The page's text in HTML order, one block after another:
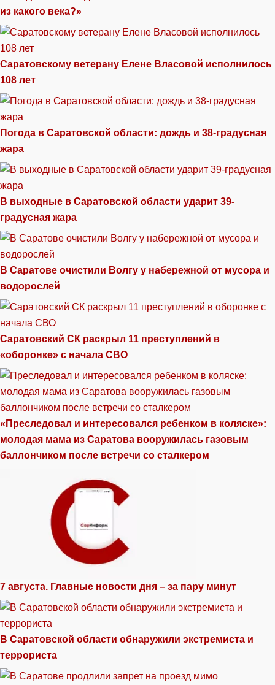
из какого века?»
Саратовскому ветерану Елене Власовой исполнилось
108 лет
Погода в Саратовской области: дождь и 38-градусная
жара
В выходные в Саратовской области ударит 39-
градусная жара
В Саратове очистили Волгу у набережной от мусора и
водорослей
Саратовский СК раскрыл 11 преступлений в
«оборонке» с начала СВО
«Преследовал и интересовался ребенком в коляске»:
молодая мама из Саратова вооружилась газовым
баллончиком после встречи со сталкером
7 августа. Главные новости дня – за пару минут
В Саратовской области обнаружили экстремиста и
террориста